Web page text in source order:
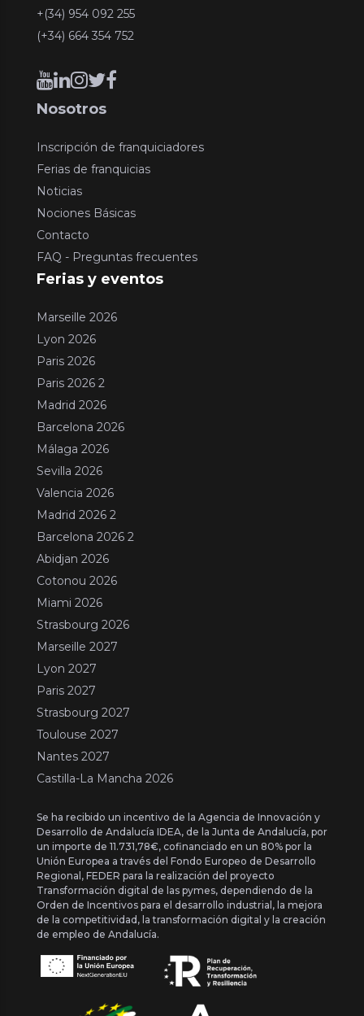
+(34) 954 092 255
(+34) 664 354 752
Nosotros
Inscripción de franquiciadores
Ferias de franquicias
Noticias
Nociones Básicas
Contacto
FAQ - Preguntas frecuentes
Ferias y eventos
Marseille 2026
Lyon 2026
Paris 2026
Paris 2026 2
Madrid 2026
Barcelona 2026
Málaga 2026
Sevilla 2026
Valencia 2026
Madrid 2026 2
Barcelona 2026 2
Abidjan 2026
Cotonou 2026
Miami 2026
Strasbourg 2026
Marseille 2027
Lyon 2027
Paris 2027
Strasbourg 2027
Toulouse 2027
Nantes 2027
Castilla-La Mancha 2026
Se ha recibido un incentivo de la Agencia de Innovación y
Desarrollo de Andalucía IDEA, de la Junta de Andalucía, por
un importe de 11.731,78€, cofinanciado en un 80% por la
Unión Europea a través del Fondo Europeo de Desarrollo
Regional, FEDER para la realización del proyecto
Transformación digital de las pymes, dependiendo de la
Orden de Incentivos para el desarrollo industrial, la mejora
de la competitividad, la transformación digital y la creación
de empleo de Andalucía.